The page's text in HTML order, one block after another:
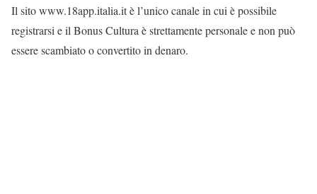
Il sito www.18app.italia.it è l’unico canale in cui è possibile
registrarsi e il Bonus Cultura è strettamente personale e non può
essere scambiato o convertito in denaro.